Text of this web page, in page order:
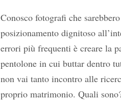
Conosco fotografi che
posizionamento dignitoso
errori più frequenti è creare la
pentolone in cui buttar dentro
non vai tanto incontro alle
proprio matrimonio. Quali